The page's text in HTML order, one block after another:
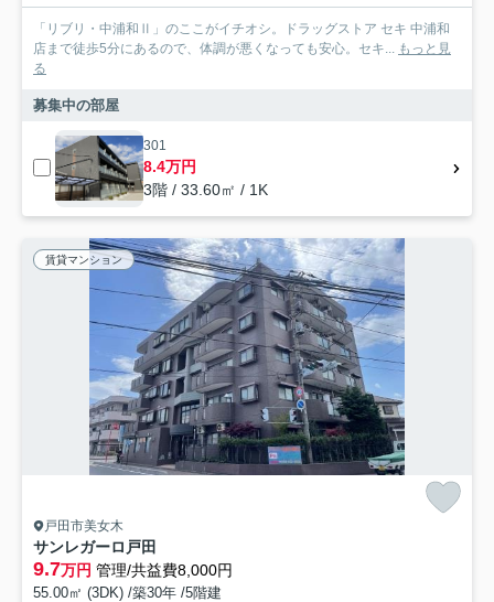
「リブリ・中浦和Ⅱ」のここがイチオシ。ドラッグストア セキ 中浦和
店まで徒歩5分にあるので、体調が悪くなっても安心。セキ...
もっと見
る
募集中の部屋
301
8.4万円
3階 / 33.60㎡ / 1K
賃貸マンション
戸田市美女木
サンレガーロ戸田
9.7万円 管理/共益費8,000円
55.00㎡ (3DK) /築30年 /5階建